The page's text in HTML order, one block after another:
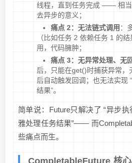
线程，直到任务完成 —— 相当
去异步的意义；
痛点 2：无法链式调用 ：
（比如任务 2 依赖任务 1 的
用，代码臃肿；
痛点 3：无异常处理、无
后，只能在get()时捕获异常，
后自动触发回调；也无法实现
结果”。
简单说：Future只解决了 “异步
雅处理任务结果”—— 而
些痛点而生。
CompletableFuture 核